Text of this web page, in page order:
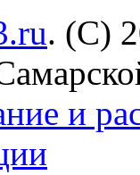
. (C)
и